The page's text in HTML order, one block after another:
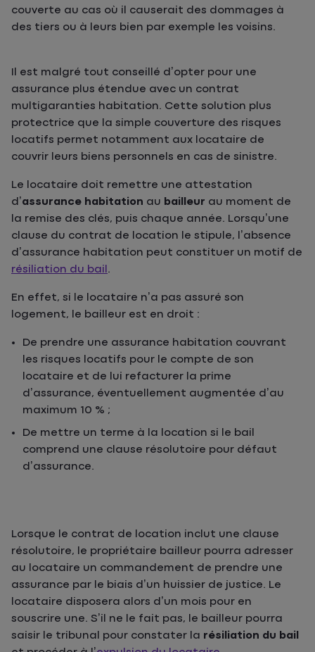
couverte au cas où il causerait des dommages à
des tiers ou à leurs bien par exemple les voisins.
Il est malgré tout conseillé d’opter pour une
assurance plus étendue avec un contrat
multigaranties habitation. Cette solution plus
protectrice que la simple couverture des risques
locatifs permet notamment aux locataire de
couvrir leurs biens personnels en cas de sinistre.
Le locataire doit remettre une attestation
d’assurance habitation au bailleur au moment de
la remise des clés, puis chaque année. Lorsqu’une
clause du contrat de location le stipule, l’absence
d’assurance habitation peut constituer un motif de
résiliation du bail .
En effet, si le locataire n’a pas assuré son
logement, le bailleur est en droit :
De prendre une assurance habitation couvrant
les risques locatifs pour le compte de son
locataire et de lui refacturer la prime
d’assurance, éventuellement augmentée d’au
maximum 10 % ;
De mettre un terme à la location si le bail
comprend une clause résolutoire pour défaut
d’assurance.
Lorsque le contrat de location inclut une clause
résolutoire, le propriétaire bailleur pourra adresser
au locataire un commandement de prendre une
assurance par le biais d’un huissier de justice. Le
locataire disposera alors d’un mois pour en
souscrire une. S’il ne le fait pas, le bailleur pourra
saisir le tribunal pour constater la résiliation du bail